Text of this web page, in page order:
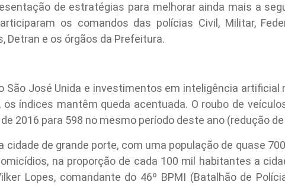
de estratégias para melhorar ainda mais a
os comandos das polícias Civil, Militar,
Detran e os órgãos da Prefeitura.
São José Unida e investimentos em inteligência artificial
índices mantêm queda acentuada. O roubo de
2016 para 598 no mesmo período deste ano (redução de
cidade de grande porte, com uma população de quase
na proporção de cada 100 mil habitantes a
Lopes, comandante do 46º BPMI (Batalhão de